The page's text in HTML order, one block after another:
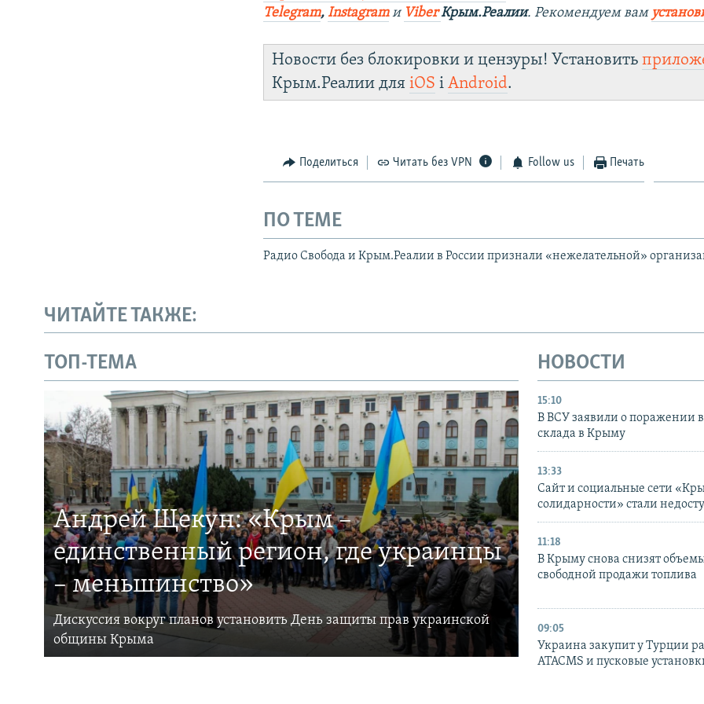
Telegram,Instagramи Viber Крым.Реалии. Рекомендуем вам
Новости без блокировки и цензуры! Установить
Крым.Реалии дляiOS іAndroid.
Поделиться Читать без VPN Follow us Печать
ПО ТЕМЕ
Радио Свобода и Крым.Реалии в России признали «нежелательной»
ЧИТАЙТЕ ТАКЖЕ:
ТОП-ТЕМА
Андрей Щекун: «Крым –
единственный регион, где украинцы
– меньшинство»
Дискуссия вокруг планов установить День защиты прав украинской
общины Крыма
НОВОСТИ
15:10
В ВСУ заявили о поражении
склада в Крыму
13:33
Сайт и социальные сети
солидарности» стали
11:18
В Крыму снова снизят
свободной продажи топлива
09:05
Украина закупит у Турции
ATACMS и пусковые